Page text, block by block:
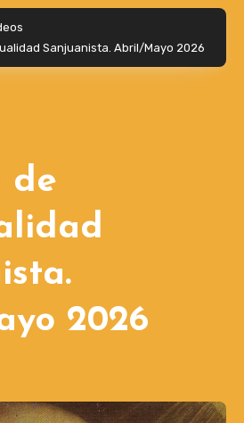
Sanjuanista. Abril/Mayo 2026
de
2026